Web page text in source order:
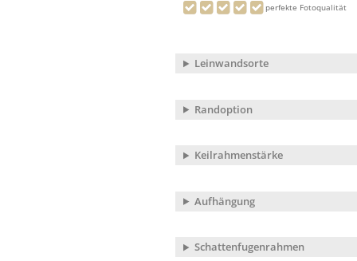
perfekte Fotoqualität
Leinwandsorte
Randoption
Keilrahmenstärke
Aufhängung
Schattenfugenrahmen